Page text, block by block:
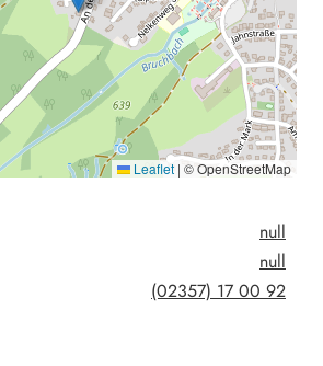
Leaflet | © OpenStreetMap
null
null
(02357) 17 00 92